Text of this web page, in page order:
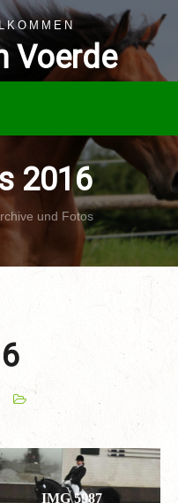
Voerde
2016
und Fotos
IMG 5987